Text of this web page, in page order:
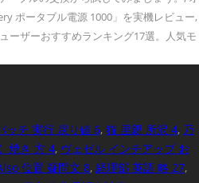
ッチ 実行 戻り値 6, 猫 里親 所沢 4, 乃
焼き 方 4, ヴェゼル インチアップ お
位置 疑問文 8, 経理部 英語 略 27,